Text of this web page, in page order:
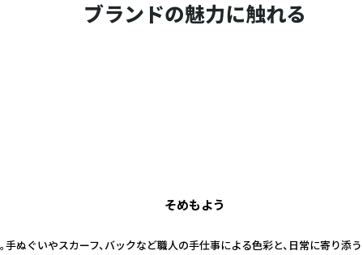
ブランドの魅力に触れる
そめもよう
ぬぐいやスカーフ、バックなど職人の手仕事による色彩と、日常に寄り添